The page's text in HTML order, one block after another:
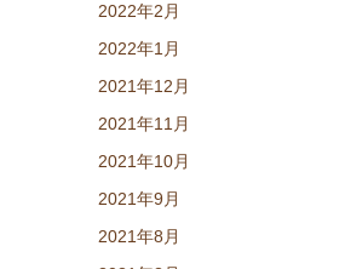
2022年2月
2022年1月
2021年12月
2021年11月
2021年10月
2021年9月
2021年8月